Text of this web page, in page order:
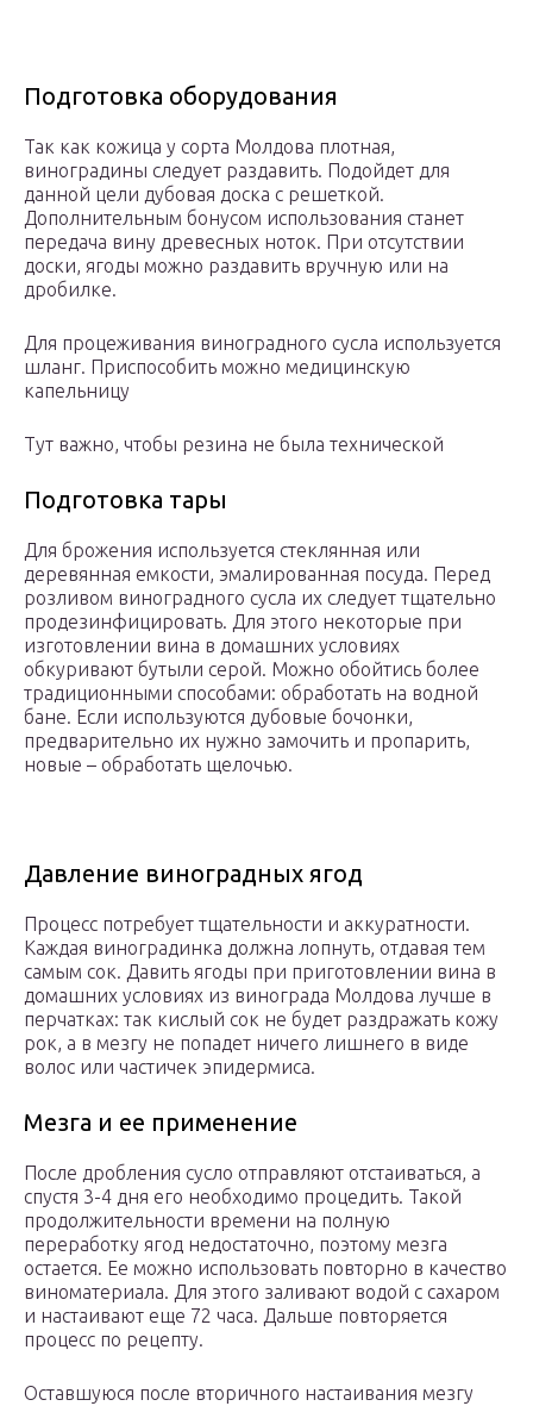
Подготовка оборудования
Так как кожица у сорта Молдова плотная,
виноградины следует раздавить. Подойдет для
данной цели дубовая доска с решеткой.
Дополнительным бонусом использования станет
передача вину древесных ноток. При отсутствии
доски, ягоды можно раздавить вручную или на
дробилке.
Для процеживания виноградного сусла используется
шланг. Приспособить можно медицинскую
капельницу
Тут важно, чтобы резина не была технической
Подготовка тары
Для брожения используется стеклянная или
деревянная емкости, эмалированная посуда. Перед
розливом виноградного сусла их следует тщательно
продезинфицировать. Для этого некоторые при
изготовлении вина в домашних условиях
обкуривают бутыли серой. Можно обойтись более
традиционными способами: обработать на водной
бане. Если используются дубовые бочонки,
предварительно их нужно замочить и пропарить,
новые – обработать щелочью.
Давление виноградных ягод
Процесс потребует тщательности и аккуратности.
Каждая виноградинка должна лопнуть, отдавая тем
самым сок. Давить ягоды при приготовлении вина в
домашних условиях из винограда Молдова лучше в
перчатках: так кислый сок не будет раздражать кожу
рок, а в мезгу не попадет ничего лишнего в виде
волос или частичек эпидермиса.
Мезга и ее применение
После дробления сусло отправляют отстаиваться, а
спустя 3-4 дня его необходимо процедить. Такой
продолжительности времени на полную
переработку ягод недостаточно, поэтому мезга
остается. Ее можно использовать повторно в качество
виноматериала. Для этого заливают водой с сахаром
и настаивают еще 72 часа. Дальше повторяется
процесс по рецепту.
Оставшуюся после вторичного настаивания мезгу